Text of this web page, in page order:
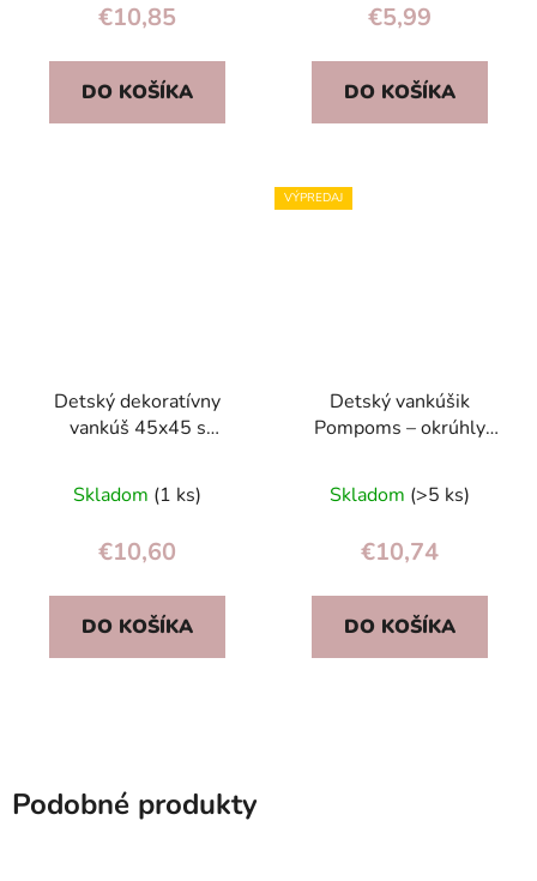
€10,85
DO KOŠÍKA
€5,99
DO KOŠÍKA
Detský dekoratívny
vankúš 45x45 s
antialergický, prateľný
Skladom (1 ks)
€10,60
DO KOŠÍKA
VÝPREDAJ
Detský vankúšik
Pompoms – okrúhly
brmbolcami a dúhovou
vločkou
Skladom (>5 ks)
€10,74
DO KOŠÍKA
Podobné produkty